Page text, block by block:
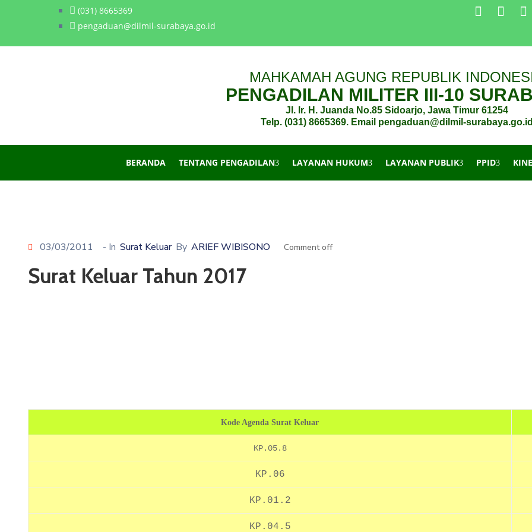
(031) 8665369
pengaduan@dilmil-surabaya.go.id
MAHKAMAH AGUNG REPUBLIK
PENGADILAN MILITER III-10
Jl. Ir. H. Juanda No.85 Sidoarjo, Jawa Timur 61254
Telp. (031) 8665369. Email pengaduan@dilmil-surabaya.go.id
BERANDA TENTANG PENGADILAN LAYANAN HUKUM LAYANAN PUBLIK PPID
03/03/2011 - In Surat Keluar By ARIEF WIBISONO Comment off
Surat Keluar Tahun 2017
Kode Agenda Surat Keluar
KP.05.8
KP.06
KP.01.2
KP.04.5